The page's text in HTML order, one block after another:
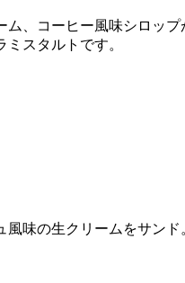
、コーヒー風味シロップ
スタルトです。
味の生クリームをサン